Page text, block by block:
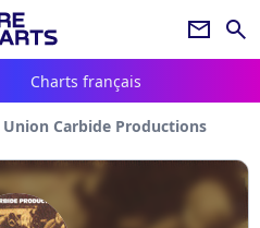
newsletter search
Charts français
Union Carbide Productions